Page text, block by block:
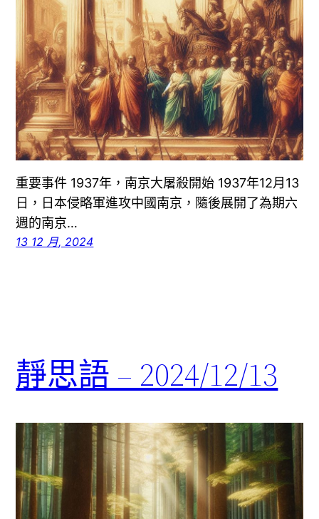
重要事件 1937年，南京大屠殺開始 1937年12月13
日，日本侵略軍進攻中國南京，隨後展開了為期六
週的南京…
13 12 月, 2024
靜思語 – 2024/12/13